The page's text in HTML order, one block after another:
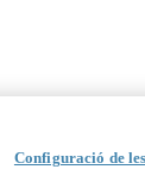
Configuració de